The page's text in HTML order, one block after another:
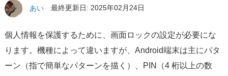
ソリューション
ストア
ダウンロード
あい 最終更新日: 2025年02月24日
個人情報を保護するために、画面ロックの設定が必要にな
ります。機種によって違いますが、Android端末は主にパタ
ーン（指で簡単なパターンを描く）、PIN（4 桁以上の数